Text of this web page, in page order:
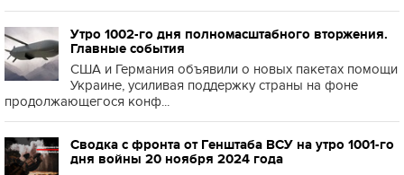
Утро 1002-го дня полномасштабного вторжения.
Главные события
США и Германия объявили о новых пакетах помощи
Украине, усиливая поддержку страны на фоне
продолжающегося конф...
Сводка с фронта от Генштаба ВСУ на утро 1001-го
дня войны 20 ноября 2024 года